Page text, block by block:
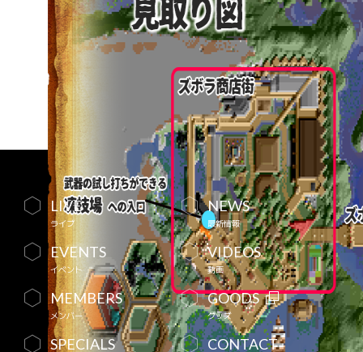
LIVE
ライブ
NEWS
最新情報
EVENTS
イベント
VIDEOS
動画
MEMBERS
メンバー
GOODS
グッズ
SPECIALS CONTACT